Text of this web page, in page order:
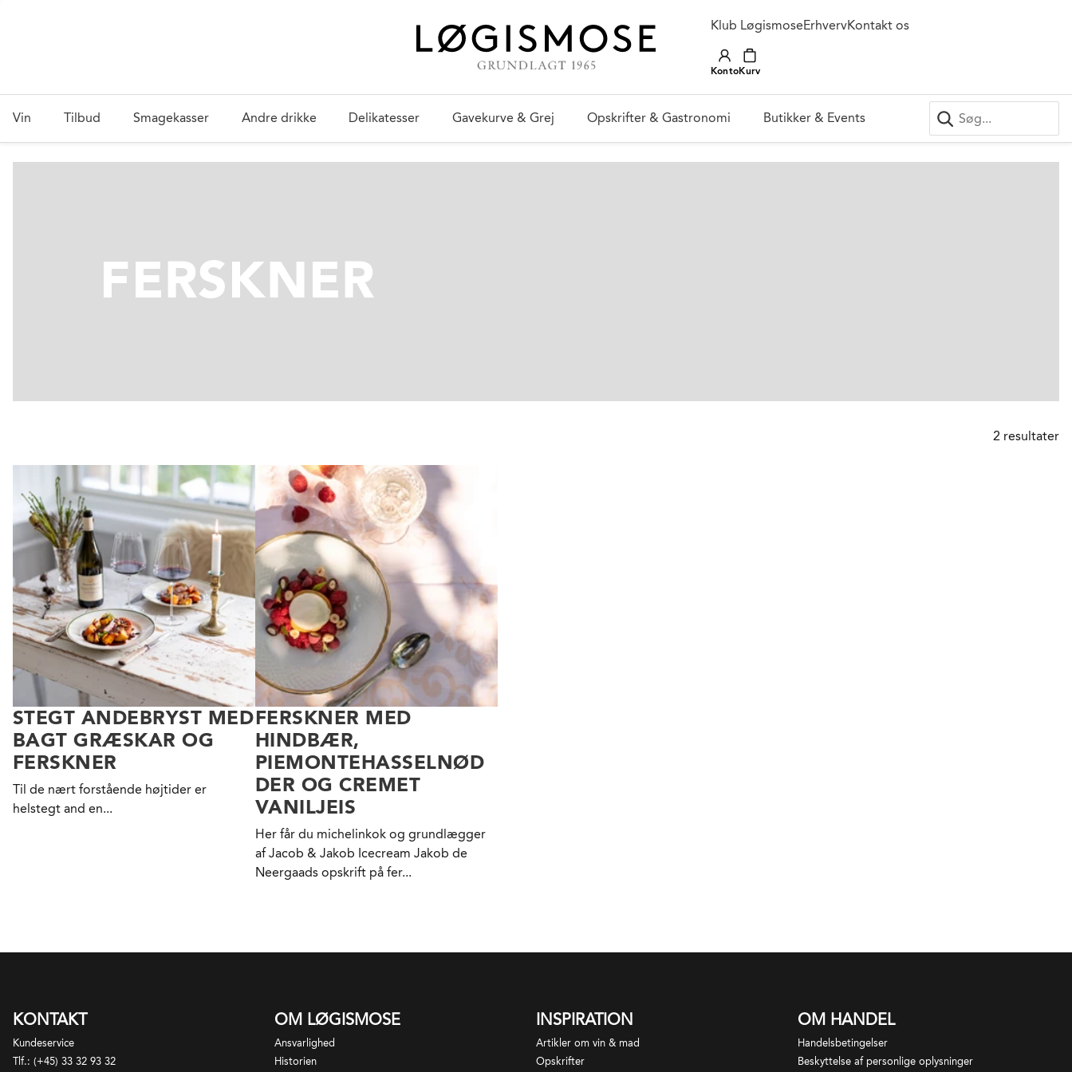
Klub LøgismoseErhvervKontakt os
KontoKurv
Vin Tilbud Smagekasser Andre drikke Delikatesser Gavekurve & Grej Opskrifter & Gastronomi Butikker & Events
FERSKNER
2 resultater
STEGT ANDEBRYST MED
BAGT GRÆSKAR OG
FERSKNER
Til de nært forstående højtider er
helstegt and en...
FERSKNER MED
HINDBÆR,
PIEMONTEHASSELNØD
DER OG CREMET
VANILJEIS
Her får du michelinkok og grundlægger
af Jacob & Jakob Icecream Jakob de
Neergaads opskrift på fer...
KONTAKT
Kundeservice
Tlf.: (+45) 33 32 93 32
OM LØGISMOSE
Ansvarlighed
Historien
INSPIRATION
Artikler om vin & mad
Opskrifter
OM HANDEL
Handelsbetingelser
Beskyttelse af personlige oplysninger